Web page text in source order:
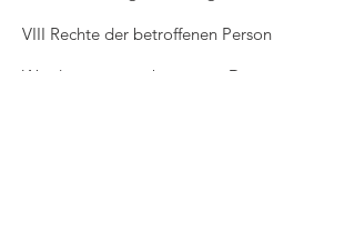
VIII Rechte der betroffenen Person
Werden personenbezogene Daten von